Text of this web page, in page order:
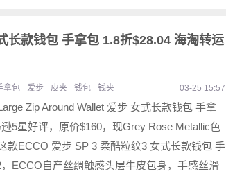
长款钱包 手拿包 1.8折$28.04 海淘转运
拿包 爱步 皮夹 钱包 钱夹 03-25 15:57
Zip Around Wallet 爱步 女式长款钱包 手拿
5星好评，原价$160，现Grey Rose Metallic色
款ECCO 爱步 SP 3 柔酷粒纹3 女式长款钱包 手
ECCO自产丝绸触感头层牛皮包身，手感丝滑